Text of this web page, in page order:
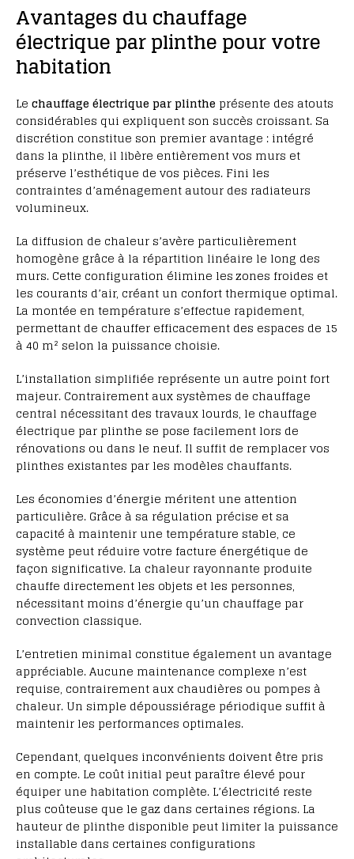
Avantages du chauffage
électrique par plinthe pour votre
habitation
Le chauffage électrique par plinthe présente des atouts
considérables qui expliquent son succès croissant. Sa
discrétion constitue son premier avantage : intégré
dans la plinthe, il libère entièrement vos murs et
préserve l’esthétique de vos pièces. Fini les
contraintes d’aménagement autour des radiateurs
volumineux.
La diffusion de chaleur s’avère particulièrement
homogène grâce à la répartition linéaire le long des
murs. Cette configuration élimine les zones froides et
les courants d’air, créant un confort thermique optimal.
La montée en température s’effectue rapidement,
permettant de chauffer efficacement des espaces de 15
à 40 m² selon la puissance choisie.
L’installation simplifiée représente un autre point fort
majeur. Contrairement aux systèmes de chauffage
central nécessitant des travaux lourds, le chauffage
électrique par plinthe se pose facilement lors de
rénovations ou dans le neuf. Il suffit de remplacer vos
plinthes existantes par les modèles chauffants.
Les économies d’énergie méritent une attention
particulière. Grâce à sa régulation précise et sa
capacité à maintenir une température stable, ce
système peut réduire votre facture énergétique de
façon significative. La chaleur rayonnante produite
chauffe directement les objets et les personnes,
nécessitant moins d’énergie qu’un chauffage par
convection classique.
L’entretien minimal constitue également un avantage
appréciable. Aucune maintenance complexe n’est
requise, contrairement aux chaudières ou pompes à
chaleur. Un simple dépoussiérage périodique suffit à
maintenir les performances optimales.
Cependant, quelques inconvénients doivent être pris
en compte. Le coût initial peut paraître élevé pour
équiper une habitation complète. L’électricité reste
plus coûteuse que le gaz dans certaines régions. La
hauteur de plinthe disponible peut limiter la puissance
installable dans certaines configurations